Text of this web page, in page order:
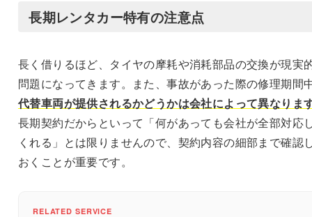
長期レンタカー特有の注意点
長く借りるほど、タイヤの摩耗や消耗部品の交換が現実
問題になってきます。また、事故があった際の修理期間
代替車両が提供されるかどうかは会社によって異なりま
長期契約だからといって「何があっても会社が全部対応
くれる」とは限りませんので、契約内容の細部まで確認
おくことが重要です。
RELATED SERVICE